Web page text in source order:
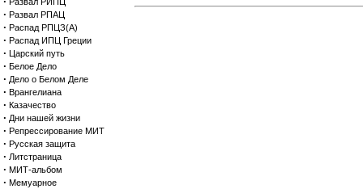
· Развал РПАЦ
· Распад РПЦЗ(А)
· Распад ИПЦ Греции
· Царский путь
· Белое Дело
· Дело о Белом Деле
· Врангелиана
· Казачество
· Дни нашей жизни
· Репрессирование МИТ
· Русская защита
· Литстраница
· МИТ-альбом
· Мемуарное